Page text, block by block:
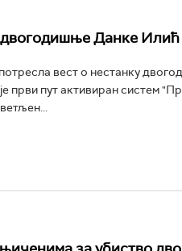
Данке Илић
вест о нестанку
пут активиран систем